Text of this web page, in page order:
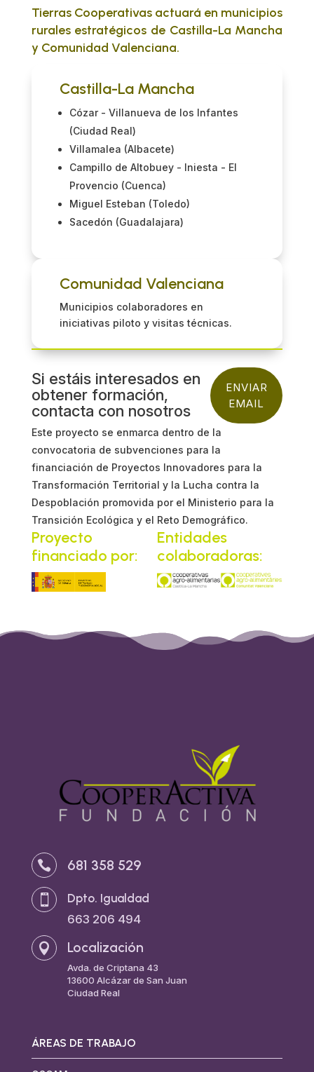
Tierras Cooperativas actuará en municipios
rurales estratégicos de Castilla-La Mancha
y Comunidad Valenciana.
Castilla-La Mancha
Cózar - Villanueva de los Infantes
(Ciudad Real)
Villamalea (Albacete)
Campillo de Altobuey - Iniesta - El
Provencio (Cuenca)
Miguel Esteban (Toledo)
Sacedón (Guadalajara)
Comunidad Valenciana
Municipios colaboradores en
iniciativas piloto y visitas técnicas.
Si estáis interesados en
obtener formación,
contacta con nosotros
ENVIAR
EMAIL
Este proyecto se enmarca dentro de la
convocatoria de subvenciones para la
financiación de Proyectos Innovadores para la
Transformación Territorial y la Lucha contra la
Despoblación promovida por el Ministerio para la
Transición Ecológica y el Reto Demográfico.
Proyecto
financiado por:
Entidades
colaboradoras:
 681 358 529

Dpto. Igualdad
663 206 494
 Localización
Avda. de Criptana 43
13600 Alcázar de San Juan
Ciudad Real
ÁREAS DE TRABAJO